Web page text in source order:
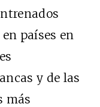
países en
y de las
más